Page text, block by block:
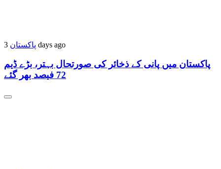
پاکستان 3 days ago
پاکستان میں پانی کے ذخائر کی صورتحال بہتر، بڑے ڈیم
72 فیصد بھر گئے